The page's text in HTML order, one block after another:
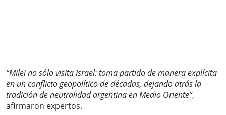
“Milei no sólo visita Israel: toma partido de manera explícita
en un conflicto geopolítico de décadas, dejando atrás la
tradición de neutralidad argentina en Medio Oriente”,
afirmaron expertos.